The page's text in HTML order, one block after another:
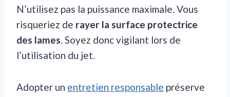
N’utilisez pas la puissance maximale. Vous
risqueriez de rayer la surface protectrice
des lames. Soyez donc vigilant lors de
l’utilisation du jet.
Adopter un entretien responsable préserve